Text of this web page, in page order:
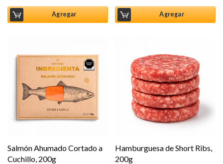
Agregar Agregar
Salmón Ahumado Cortado a
Cuchillo, 200g
Hamburguesa de Short Ribs,
200g